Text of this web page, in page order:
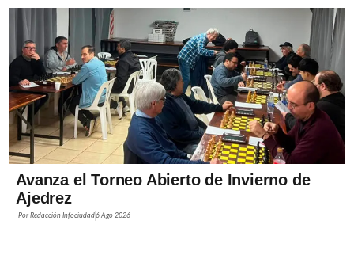
Avanza el Torneo Abierto de Invierno de
Ajedrez
PorRedacción Infociudad6 Ago 2026